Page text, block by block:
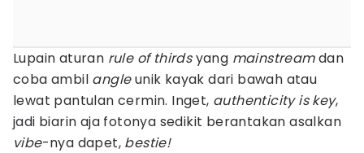
Lupain aturan rule of thirdsyang mainstreamdan
coba ambil angleunik kayak dari bawah atau
lewat pantulan cermin. Inget, authenticity is key,
jadi biarin aja fotonya sedikit berantakan asalkan
vibe-nya dapet, bestie!